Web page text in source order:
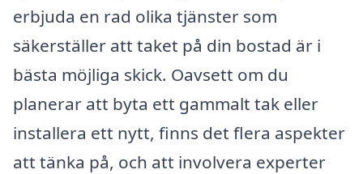
erbjuda en rad olika tjänster som
säkerställer att taket på din bostad är i
bästa möjliga skick. Oavsett om du
planerar att byta ett gammalt tak eller
installera ett nytt, finns det flera aspekter
att tänka på, och att involvera experter